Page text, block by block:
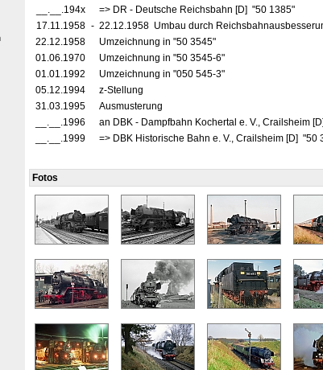
__.__.194x
=> DR - Deutsche Reichsbahn [D] "50 1385"
17.11.1958 - 22.12.1958 Umbau durch
22.12.1958
Umzeichnung in "50 3545"
01.06.1970
Umzeichnung in "50 3545-6"
01.01.1992
Umzeichnung in "050 545-3"
05.12.1994
z-Stellung
31.03.1995
Ausmusterung
__.__.1996
an DBK - Dampfbahn Kochertal e. V., Crailsheim
__.__.1999
=> DBK Historische Bahn e. V., Crailsheim [D] "50
Fotos